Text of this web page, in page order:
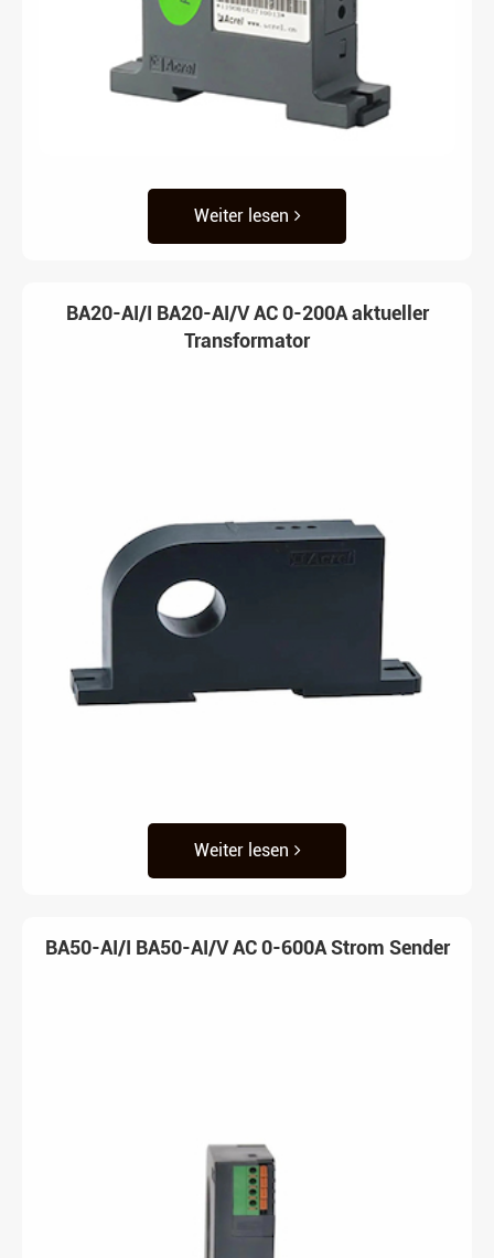
Weiter lesen
BA20-AI/I BA20-AI/V AC 0-200A aktueller
Transformator
Weiter lesen
BA50-AI/I BA50-AI/V AC 0-600A Strom Sender